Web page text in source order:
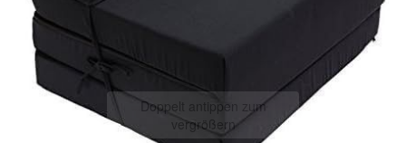
Doppelt antippen zum
vergrößern